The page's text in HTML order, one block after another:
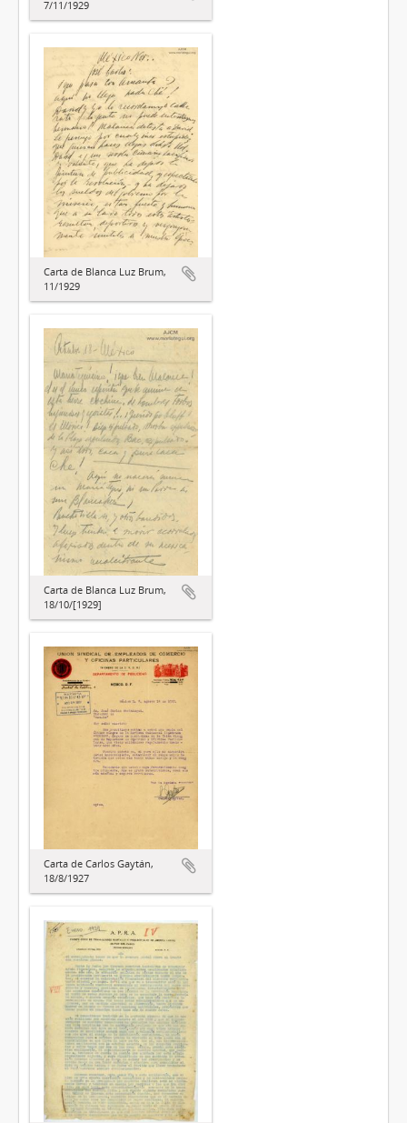
7/11/1929
Carta de Blanca Luz Brum,
11/1929
Carta de Blanca Luz Brum,
18/10/[1929]
Carta de Carlos Gaytán,
18/8/1927